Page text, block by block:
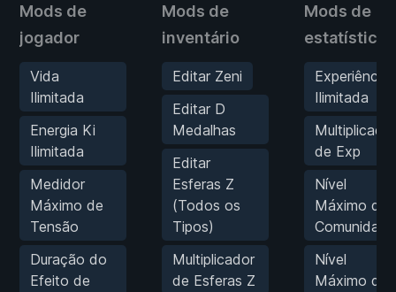
Mods de
jogador
Vida
Ilimitada
Energia Ki
Ilimitada
Medidor
Máximo de
Tensão
Duração do
Efeito de
Mods de
inventário
Editar Zeni
Editar D
Medalhas
Editar
Esferas Z
(Todos os
Tipos)
Multiplicador
de Esferas Z
Mods de
estatísticas
Experiência
Ilimitada
Multiplicador
de Exp
Nível
Máximo da
Comunidade
Nível
Máximo de